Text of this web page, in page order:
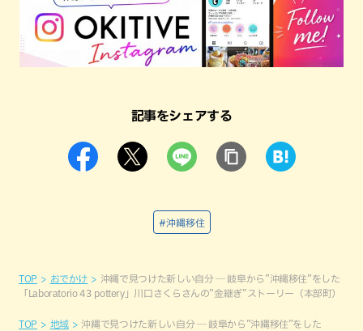
記事をシェアする
#沖縄移住
TOP おでかけ
沖縄で見つけた新しい自分 ─ 岐阜から”沖縄移住”をした
「Laboratorio 43 pottery」川口さくらさんの”金継ぎ”ストーリー（本部町）
TOP 地域
沖縄で見つけた新しい自分 ─ 岐阜から”沖縄移住”をした